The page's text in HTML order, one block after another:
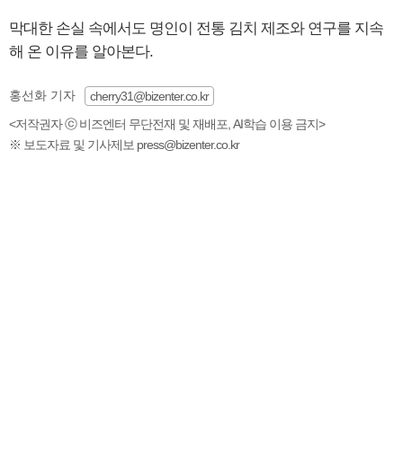
막대한 손실 속에서도 명인이 전통 김치 제조와 연구를 지속
해 온 이유를 알아본다.
홍선화 기자
cherry31@bizenter.co.kr
<저작권자 ⓒ 비즈엔터 무단전재 및 재배포, AI학습 이용 금지>
※ 보도자료 및 기사제보 press@bizenter.co.kr